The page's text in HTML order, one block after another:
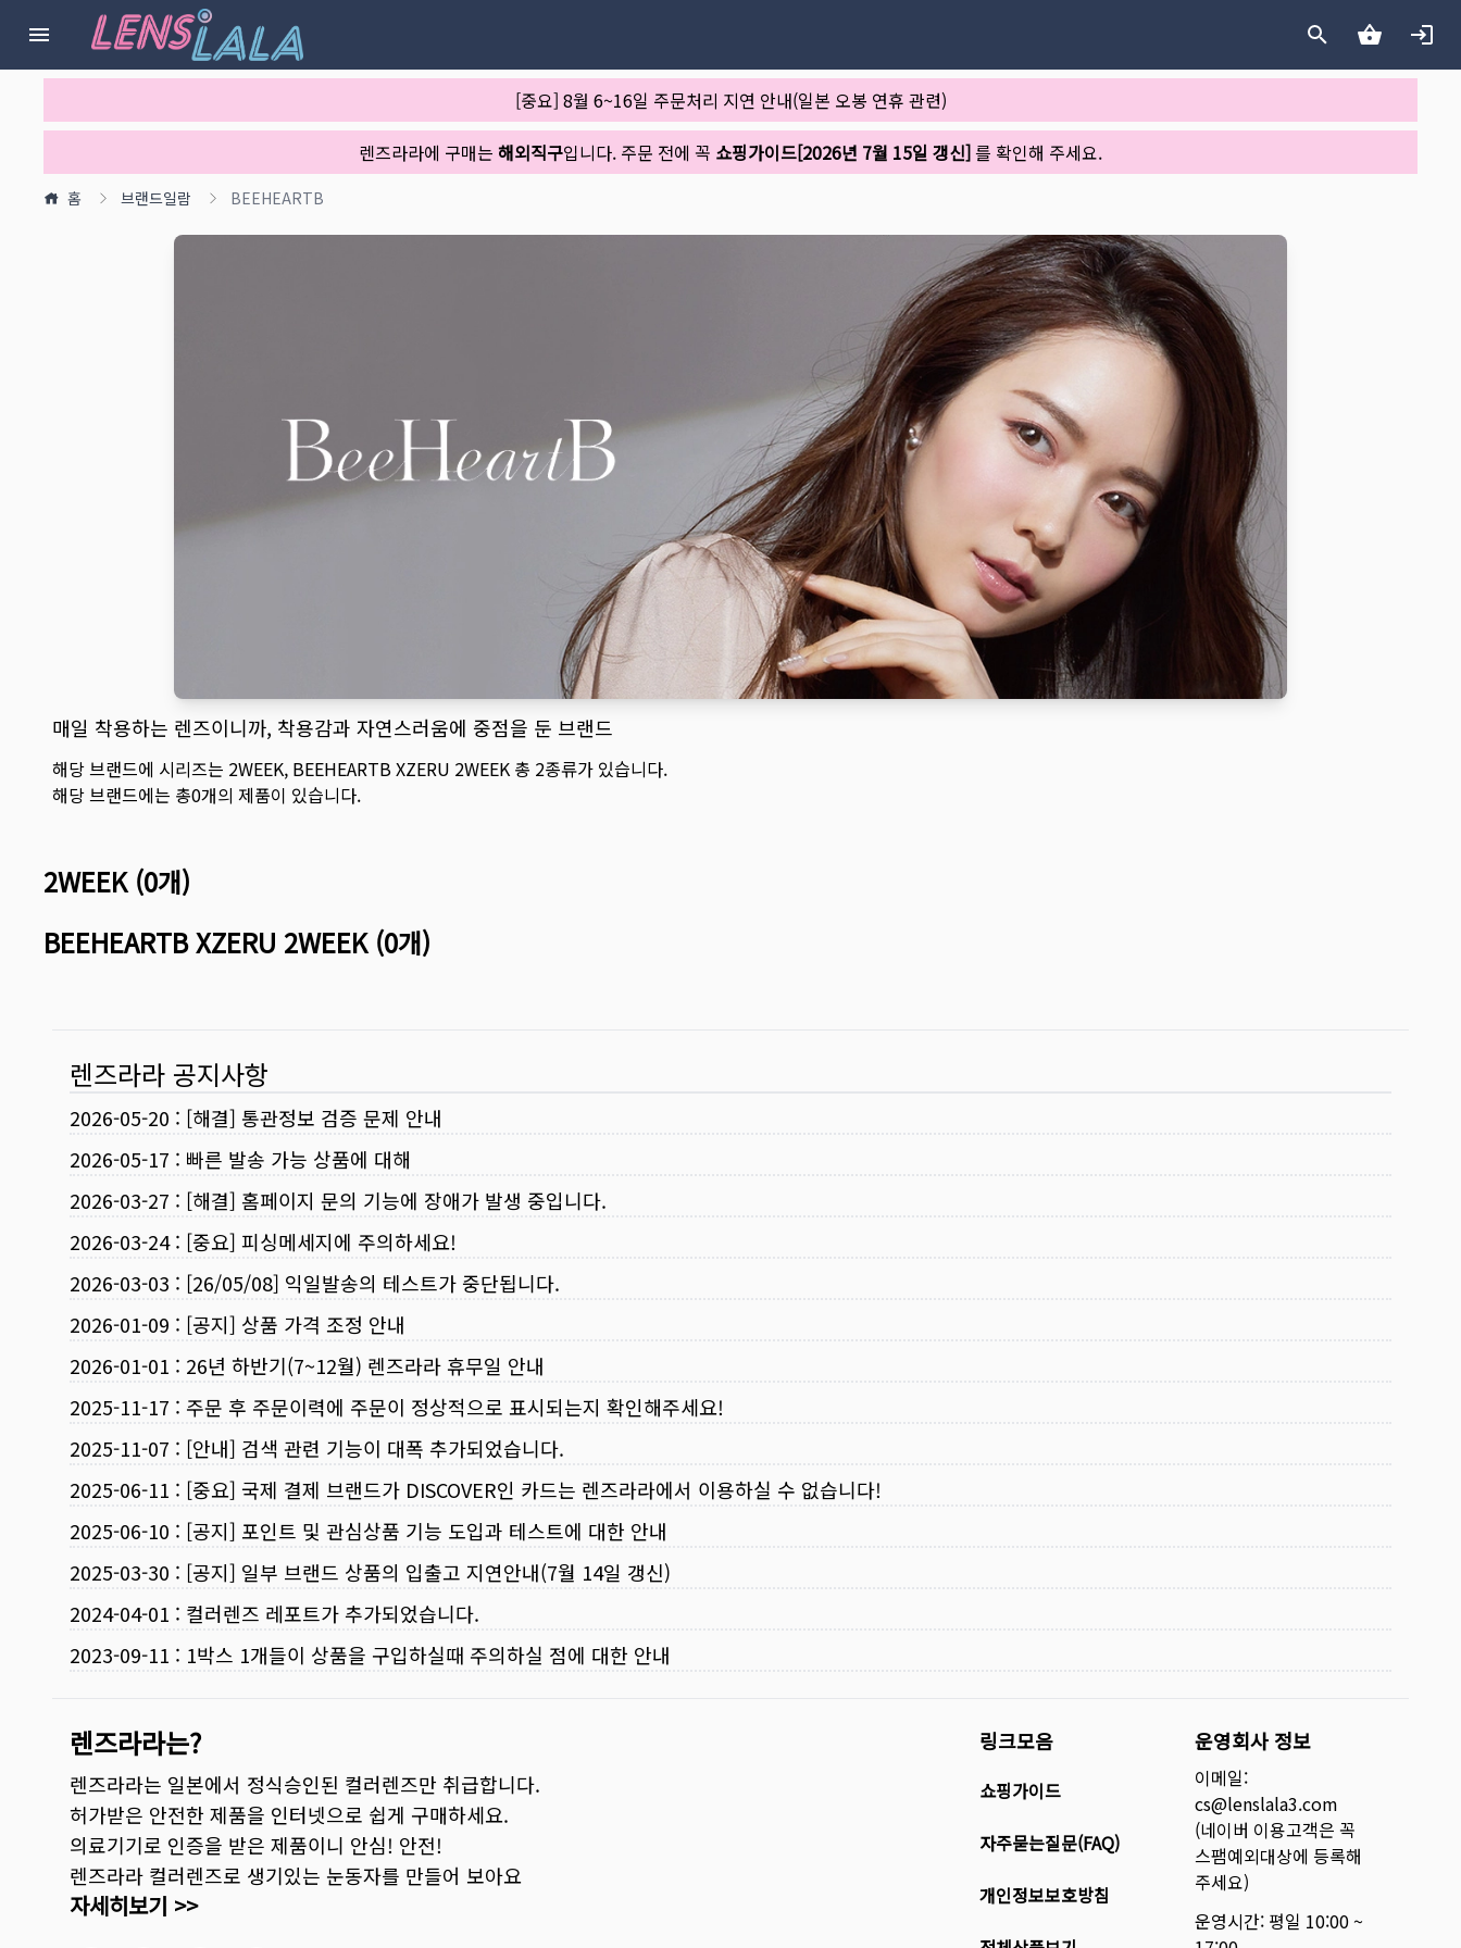
[중요] 8월 6~16일 주문처리 지연 안내(일본 오봉 연휴 관련)
렌즈라라에 구매는 해외직구입니다. 주문 전에 꼭 쇼핑가이드[2026년 7월 15일 갱신]를 확인해 주세요.
홈 브랜드일람 BEEHEARTB
매일 착용하는 렌즈이니까, 착용감과 자연스러움에 중점을 둔 브랜드
해당 브랜드에 시리즈는 2WEEK, BEEHEARTB XZERU 2WEEK 총 2종류가 있습니다.
해당 브랜드에는 총0개의 제품이 있습니다.
2WEEK(0개)
BEEHEARTB XZERU 2WEEK(0개)
렌즈라라 공지사항
2026-05-20 : [해결] 통관정보 검증 문제 안내
2026-05-17 : 빠른 발송 가능 상품에 대해
2026-03-27 : [해결] 홈페이지 문의 기능에 장애가 발생 중입니다.
2026-03-24: [중요] 피싱메세지에 주의하세요!
2026-03-03 : [26/05/08] 익일발송의 테스트가 중단됩니다.
2026-01-09 : [공지] 상품 가격 조정 안내
2026-01-01 : 26년 하반기(7~12월) 렌즈라라 휴무일 안내
2025-11-17 : 주문 후 주문이력에 주문이 정상적으로 표시되는지 확인해주세요!
2025-11-07 : [안내] 검색 관련 기능이 대폭 추가되었습니다.
2025-06-11 : [중요] 국제 결제 브랜드가 DISCOVER인 카드는 렌즈라라에서 이용하실 수 없습니다!
2025-06-10 : [공지] 포인트 및 관심상품 기능 도입과 테스트에 대한 안내
2025-03-30 : [공지] 일부 브랜드 상품의 입출고 지연안내(7월 14일 갱신)
2024-04-01 : 컬러렌즈 레포트가 추가되었습니다.
2023-09-11 : 1박스 1개들이 상품을 구입하실때 주의하실 점에 대한 안내
렌즈라라는?
렌즈라라는 일본에서 정식승인된 컬러렌즈만 취급합니다.
허가받은 안전한 제품을 인터넷으로 쉽게 구매하세요.
의료기기로 인증을 받은 제품이니 안심! 안전!
렌즈라라 컬러렌즈로 생기있는 눈동자를 만들어 보아요
자세히보기 >>
링크모음
쇼핑가이드
자주묻는질문(FAQ)
개인정보보호방침
운영회사 정보
이메일:
cs@lenslala3.com
(네이버 이용고객은 꼭
스팸예외대상에 등록해
주세요)
운영시간: 평일 10:00 ~